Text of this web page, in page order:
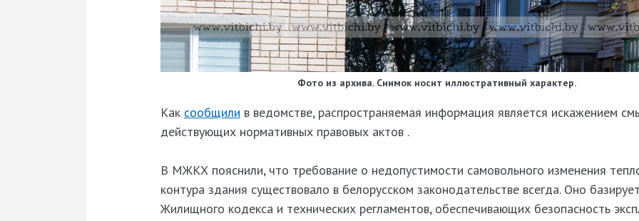
Фото из архива. Снимок носит иллюстративный характер.
Как сообщили в ведомстве, распространяемая информация является искажением
действующих нормативных правовых актов .
В МЖКХ пояснили, что требование о недопустимости самовольного изменения
контура здания существовало в белорусском законодательстве всегда. Оно
Жилищного кодекса и технических регламентов, обеспечивающих безопасность